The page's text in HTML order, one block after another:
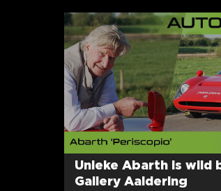
Unieke Abarth is wild
Gallery Aaldering